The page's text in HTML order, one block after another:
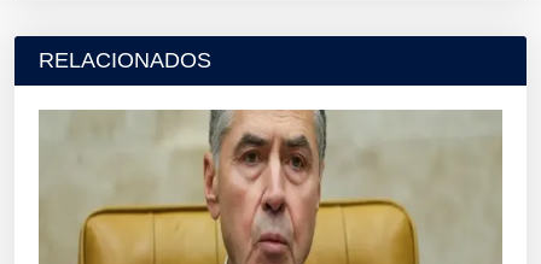
RELACIONADOS